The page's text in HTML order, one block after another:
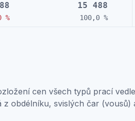
%
15 488
100,0 %
cen všech typů prací
z obdélníku, svislých čar (vousů)